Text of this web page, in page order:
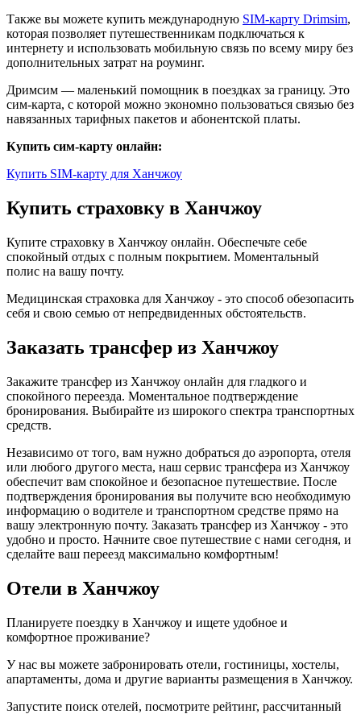
Также вы можете купить международную SIM-карту Drimsim,
которая позволяет путешественникам подключаться к
интернету и использовать мобильную связь по всему миру без
дополнительных затрат на роуминг.
Дримсим — маленький помощник в поездках за границу. Это
сим-карта, с которой можно экономно пользоваться связью без
навязанных тарифных пакетов и абонентской платы.
Купить сим-карту онлайн:
Купить SIM-карту для Ханчжоу
Купить страховку в Ханчжоу
Купите страховку в Ханчжоу онлайн. Обеспечьте себе
спокойный отдых с полным покрытием. Моментальный
полис на вашу почту.
Медицинская страховка для Ханчжоу - это способ обезопасить
себя и свою семью от непредвиденных обстоятельств.
Заказать трансфер из Ханчжоу
Закажите трансфер из Ханчжоу онлайн для гладкого и
спокойного переезда. Моментальное подтверждение
бронирования. Выбирайте из широкого спектра транспортных
средств.
Независимо от того, вам нужно добраться до аэропорта, отеля
или любого другого места, наш сервис трансфера из Ханчжоу
обеспечит вам спокойное и безопасное путешествие. После
подтверждения бронирования вы получите всю необходимую
информацию о водителе и транспортном средстве прямо на
вашу электронную почту. Заказать трансфер из Ханчжоу - это
удобно и просто. Начните свое путешествие с нами сегодня, и
сделайте ваш переезд максимально комфортным!
Отели в Ханчжоу
Планируете поездку в Ханчжоу и ищете удобное и
комфортное проживание?
У нас вы можете забронировать отели, гостиницы, хостелы,
апартаменты, дома и другие варианты размещения в Ханчжоу.
Запустите поиск отелей, посмотрите рейтинг, рассчитанный